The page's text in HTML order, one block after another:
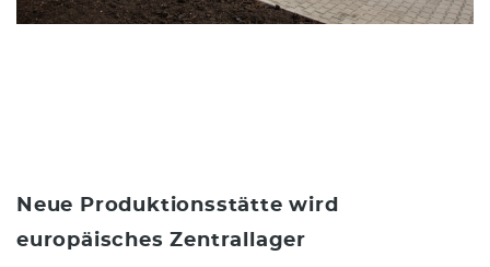
Neue Produktionsstätte wird
europäisches Zentrallager